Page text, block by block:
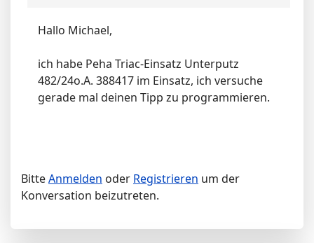
Hallo Michael,
ich habe Peha Triac-Einsatz Unterputz
482/24o.A. 388417 im Einsatz, ich versuche
gerade mal deinen Tipp zu programmieren.
BitteAnmelden oder Registrieren um der
Konversation beizutreten.